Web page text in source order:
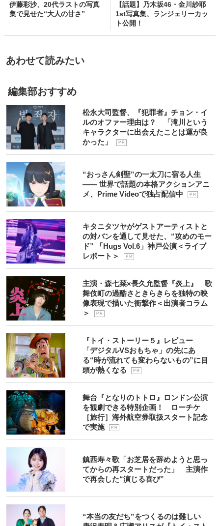
伊藤彩沙、20代ラストの写真
集で見せた“大人の甘さ”
【話題】乃木坂46・金川紗耶
1st写真集、ランジェリーカッ
ト公開！
あわせて読みたい
編集部おすすめ
松永大司監督、『犯罪者』チョン・イ
ルのオファー理由は？ 「滝川という
キャラクターに出会えたことは運が良
かった」
P R
“おっさん剣聖”の一太刀に宿る人生
―― 世界で話題の本格アクションアニ
メ、Prime Videoで独占配信中
P R
キタニタツヤがゲストアーティストと
の対バンを通して見せた、“攻めのモー
ド” 「Hugs Vol.6」神戸公演＜ライブ
レポート＞
P R
主演・森七菜×長久允監督『炎上』 歌
舞伎町の過酷さときらきらを独特の映
像表現で描いた衝撃作＜出演者コラム
＞
P R
『トイ・ストーリー５』レビュー
「デジタルVSおもちゃ」の先にあ
る“時が流れても変わらないもの”に目
頭が熱くなる
P R
舞台『となりのトトロ』ロンドン公演
を観劇できる特別企画！ ローチケ
［旅行］海外航空券取扱スタート記念
で実施
P R
鎮西寿々歌「お芝居を辞めようと思っ
てからの再スタートだった」 主演作
で再会した“演じる喜び”
“本当の友だち”をつくるのは難しい